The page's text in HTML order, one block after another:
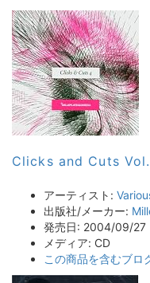
Clicks and Cuts
アーティスト:
出版社/メーカー:
発売日: 2004/09/27
メディア: CD
この商品を含むブロ